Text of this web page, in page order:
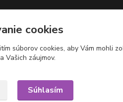
cookies
súborov cookies, aby Vám mohli
Vašich záujmov.
Súhlasím